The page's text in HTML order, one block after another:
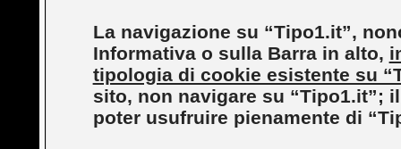
La navigazione su “Tipo1.it”,
Informativa o sulla Barra in alto,
tipologia di cookie esistente su
sito, non navigare su “Tipo1.it”;
poter usufruire pienamente di